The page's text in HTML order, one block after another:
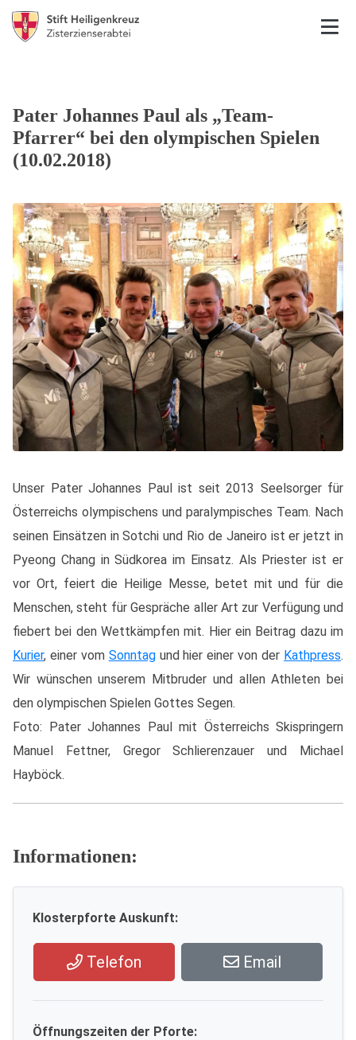
Pater Johannes Paul als „Team-
Pfarrer“ bei den olympischen Spielen
(10.02.2018)
Unser Pater Johannes Paul ist seit 2013 Seelsorger für
Österreichs olympischens und paralympisches Team. Nach
seinen Einsätzen in Sotchi und Rio de Janeiro ist er jetzt in
Pyeong Chang in Südkorea im Einsatz. Als Priester ist er
vor Ort, feiert die Heilige Messe, betet mit und für die
Menschen, steht für Gespräche aller Art zur Verfügung und
fiebert bei den Wettkämpfen mit. Hier ein Beitrag dazu im
Kurier, einer vom Sonntagund hier einer von der Kathpress.
Wir wünschen unserem Mitbruder und allen Athleten bei
den olympischen Spielen Gottes Segen.
Foto: Pater Johannes Paul mit Österreichs Skispringern
Manuel Fettner, Gregor Schlierenzauer und Michael
Hayböck.
Informationen:
Klosterpforte Auskunft:
Telefon Email
Öffnungszeiten der Pforte: